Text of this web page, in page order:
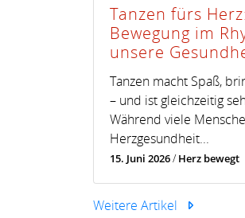
Tanzen fürs
Bewegung im
unsere
Tanzen macht Spaß,
– und ist gleichzeitig
Während viele
Herzgesundheit...
15. Juni 2026/Herz bewegt
Weitere Artikel